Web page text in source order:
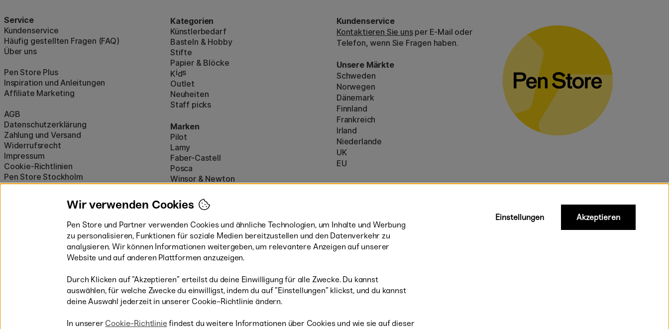
Service
Kundenservice
Häufig gestellten Fragen (FAQ)
Über uns
Pen Store Plus
Inspiration und Anleitungen
Affiliate Marketing
AGB
Datenschutzerklärung
Zahlung und Versand
Widerrufsrecht
Impressum
Cookie-Richtlinien
Pen Store Stockholm
Kategorien
Künstlerbedarf
Basteln & Hobby
Stifte
Papier & Blöcke
Kids
Outlet
Neuheiten
Staff picks
Marken
Pilot
Lamy
Faber-Castell
Posca
Winsor & Newton
Kundenservice
Kontaktieren Sie unsper E-Mail oder
Telefon, wenn Sie Fragen haben.
Unsere Märkte
Schweden
Norwegen
Dänemark
Finnland
Frankreich
Irland
Niederlande
UK
EU
* BesondereVersandbedingungengelten für
Sichere Bezahlung mit Visa, Mastercard und Paypal
Wir verwenden Cookies
Pen Store und Partner verwenden Cookies und ähnliche Technologien, um Inhalte und Werbung
zu personalisieren, Funktionen für soziale Medien bereitzustellen und den Datenverkehr zu
analysieren. Wir können Informationen weitergeben, um relevantere Anzeigen auf unserer
Website und auf anderen Plattformen anzuzeigen.
Durch Klicken auf ”Akzeptieren” erteilst du deine Einwilligung für alle Zwecke. Du kannst
auswählen, für welche Zwecke du einwilligst, indem du auf ”Einstellungen” klickst, und du kannst
deine Auswahl jederzeit in unserer Cookie-Richtlinie ändern.
In unserer Cookie-Richtlinie findest du weitere Informationen über Cookies und wie sie auf dieser
Einstellungen Akzeptieren